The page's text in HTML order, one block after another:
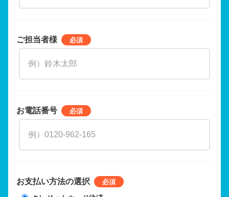
ご担当者様
お電話番号
お支払い方法の選択